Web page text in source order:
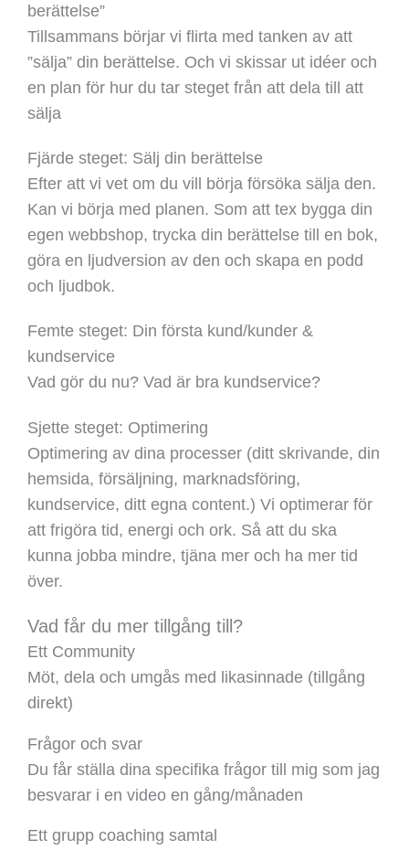
berättelse”
Tillsammans börjar vi flirta med tanken av att
”sälja” din berättelse. Och vi skissar ut idéer och
en plan för hur du tar steget från att dela till att
sälja
Fjärde steget: Sälj din berättelse
Efter att vi vet om du vill börja försöka sälja den.
Kan vi börja med planen. Som att tex bygga din
egen webbshop, trycka din berättelse till en bok,
göra en ljudversion av den och skapa en podd
och ljudbok.
Femte steget: Din första kund/kunder &
kundservice
Vad gör du nu? Vad är bra kundservice?
Sjette steget: Optimering
Optimering av dina processer (ditt skrivande, din
hemsida, försäljning, marknadsföring,
kundservice, ditt egna content.) Vi optimerar för
att frigöra tid, energi och ork. Så att du ska
kunna jobba mindre, tjäna mer och ha mer tid
över.
Vad får du mer tillgång till?
Ett Community
Möt, dela och umgås med likasinnade (tillgång
direkt)
Frågor och svar
Du får ställa dina specifika frågor till mig som jag
besvarar i en video en gång/månaden
Ett grupp coaching samtal